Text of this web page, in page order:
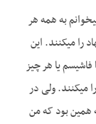
به همه هر
را می­کنند. این
یا هر چیز
می­کنند. ولی در
همین بود که من